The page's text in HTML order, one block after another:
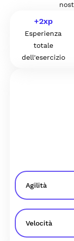
+2xp
Esperienza
totale
dell'esercizio
Agilità
Velocità